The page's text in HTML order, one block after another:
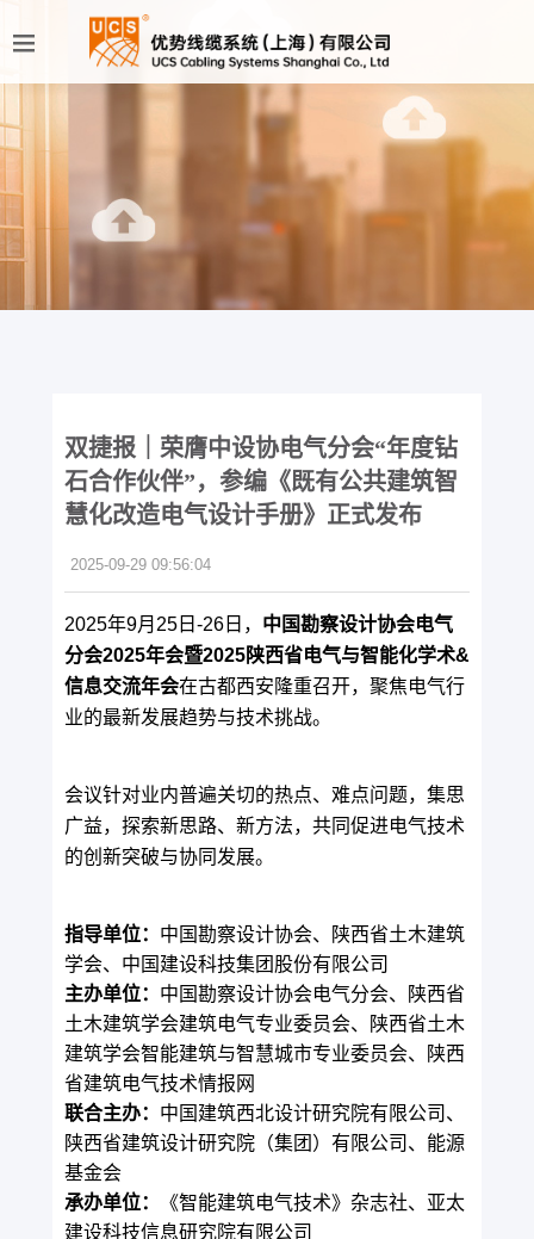
双捷报｜荣膺中设协电气分会“年度钻
石合作伙伴”，参编《既有公共建筑智
慧化改造电气设计手册》正式发布
2025-09-29 09:56:04
2025年9月25日-26日， 中国勘察设计协会电气
分会2025年会暨2025陕西省电气与智能化学术&
信息交流年会在古都西安隆重召开，聚焦电气行
业的最新发展趋势与技术挑战。
会议针对业内普遍关切的热点、难点问题，集思
广益，探索新思路、新方法，共同促进电气技术
的创新突破与协同发展。
指导单位： 中国勘察设计协会、陕西省土木建筑
学会、中国建设科技集团股份有限公司
主办单位： 中国勘察设计协会电气分会、陕西省
土木建筑学会建筑电气专业委员会、陕西省土木
建筑学会智能建筑与智慧城市专业委员会、陕西
省建筑电气技术情报网
联合主办： 中国建筑西北设计研究院有限公司、
陕西省建筑设计研究院（集团）有限公司、能源
基金会
承办单位：
《智能建筑电气技术》杂志社、亚太
建设科技信息研究院有限公司